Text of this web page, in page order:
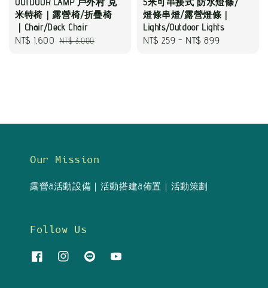
米特椅｜露營椅/折疊椅
｜Chair/Deck Chair
Sale
NT$ 1,600 Regular
NT$ 3,000
燈條串燈/露營燈條｜
Lights/Outdoor Lights
Regular
NT$ 259 - NT$ 899
Our Mission
露營&活動設備｜活動搭建&佈置｜活動策劃
Follow Us